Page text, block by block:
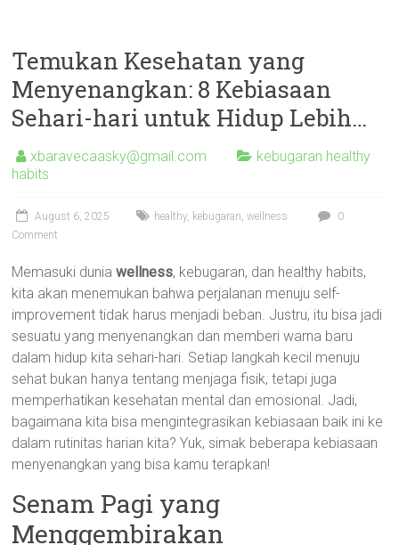
Temukan Kesehatan yang
Menyenangkan: 8 Kebiasaan
Sehari-hari untuk Hidup Lebih…
xbaravecaasky@gmail.com
kebugaran healthy
habits
August 6, 2025 healthy, kebugaran,wellness
0
Comment
Memasuki duniawellness, kebugaran, dan healthy habits,
kita akan menemukan bahwa perjalanan menuju self-
improvement tidak harus menjadi beban. Justru, itu bisa jadi
sesuatu yang menyenangkan dan memberi warna baru
dalam hidup kita sehari-hari. Setiap langkah kecil menuju
sehat bukan hanya tentang menjaga fisik, tetapi juga
memperhatikan kesehatan mental dan emosional. Jadi,
bagaimana kita bisa mengintegrasikan kebiasaan baik ini ke
dalam rutinitas harian kita? Yuk, simak beberapa kebiasaan
menyenangkan yang bisa kamu terapkan!
Senam Pagi yang
Menggembirakan